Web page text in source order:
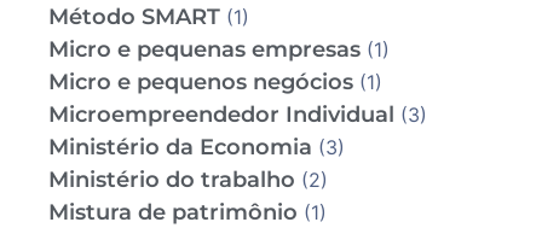
Método SMART (1)
Micro e pequenas empresas (1)
Micro e pequenos negócios (1)
Microempreendedor Individual (3)
Ministério da Economia (3)
Ministério do trabalho (2)
Mistura de patrimônio (1)